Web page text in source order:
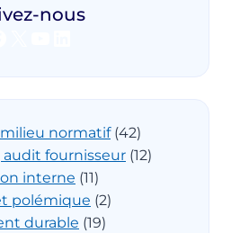
nous
normatif(42)
fournisseur (12)
interne (11)
polémique (2)
durable (19)